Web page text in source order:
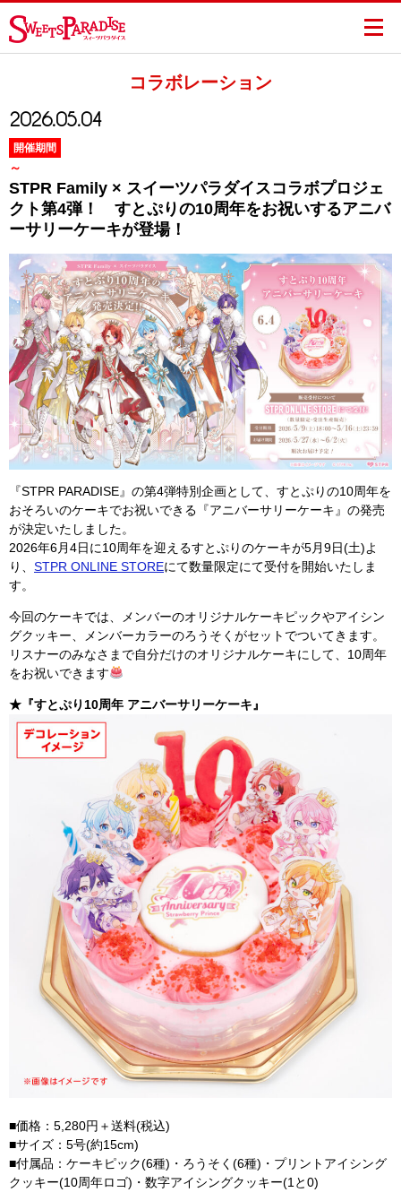
コラボレーション
2026.05.04
開催期間
～
STPR Family × スイーツパラダイスコラボプロジェ
クト第4弾！ すとぷりの10周年をお祝いするアニバ
ーサリーケーキが登場！
『STPR PARADISE』の第4弾特別企画として、すとぷりの10周年を
おそろいのケーキでお祝いできる『アニバーサリーケーキ』の発売
が決定いたしました。
2026年6月4日に10周年を迎えるすとぷりのケーキが5月9日(土)よ
り、 STPR ONLINE STOREにて数量限定にて受付を開始いたしま
す。
今回のケーキでは、メンバーのオリジナルケーキピックやアイシン
グクッキー、メンバーカラーのろうそくがセットでついてきます。
リスナーのみなさまで自分だけのオリジナルケーキにして、10周年
をお祝いできます
★『すとぷり10周年 アニバーサリーケーキ』
■価格：5,280円＋送料(税込)
■サイズ：5号(約15cm)
■付属品：ケーキピック(6種)・ろうそく(6種)・プリントアイシング
クッキー(10周年ロゴ)・数字アイシングクッキー(1と0)